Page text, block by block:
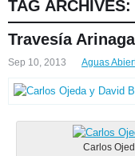
TAG ARCHIVES:
Travesía
Sep 10, 2013 Aguas
Carlos